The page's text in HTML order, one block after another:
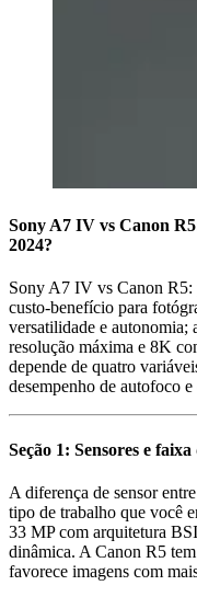
Sony A7 IV vs Canon
2024?
Sony A7 IV vs Canon
custo-benefício para
versatilidade e autonomia;
resolução máxima e 8K
depende de quatro
desempenho de autofoco
Seção 1: Sensores e
A diferença de sensor
tipo de trabalho que você
33 MP com arquitetura
dinâmica. A Canon R5
favorece imagens com